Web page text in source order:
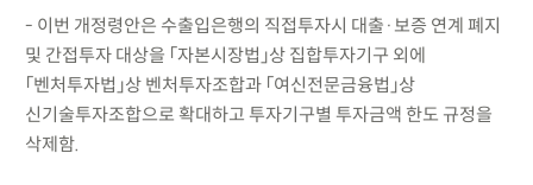
- 이번 개정령안은 수출입은행의 직접투자시 대출·보증 연계 폐지
및 간접투자 대상을 「자본시장법」상 집합투자기구 외에
「벤처투자법」상 벤처투자조합과 「여신전문금융법」상
신기술투자조합으로 확대하고 투자기구별 투자금액 한도 규정을
삭제함.